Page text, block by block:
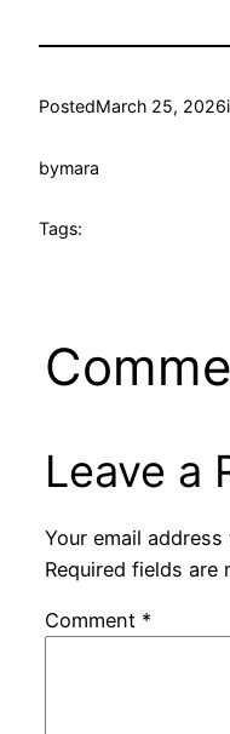
PostedMarch 25, 2026
bymara
Tags:
Leave a
Your email
Required fields are
Comment *